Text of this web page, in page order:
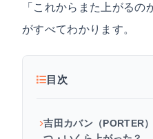
「これからまた上がるの
がすべてわかります。
目次
吉田カバン（PORTER